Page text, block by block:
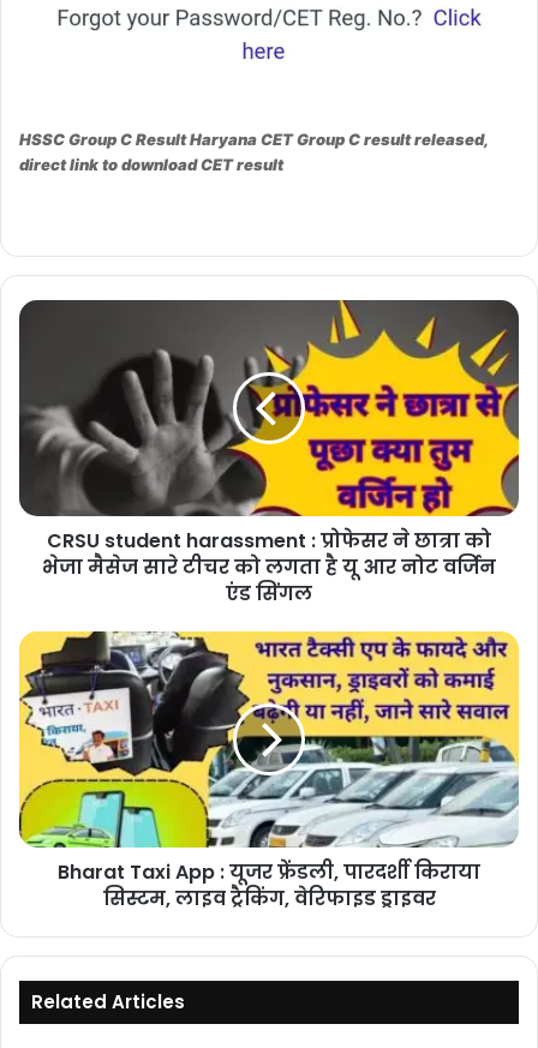
HSSC Group C Result Haryana CET Group C result released,
direct link to download CET result
CRSU
प्रोफेसर
भेजा
लगता
यू
आर
नोट
एंड
सिंगल
CRSU student harassment : प्रोफेसर ने छात्रा को
भेजा मैसेज सारे टीचर को लगता है यू आर नोट वर्जिन
एंड सिंगल
Bharat
Taxi
App
:
यूजर
फ्रेंडली,
पारदर्शी
किराया
सिस्टम,
Bharat Taxi App : यूजर फ्रेंडली, पारदर्शी किराया
सिस्टम, लाइव ट्रैकिंग, वेरिफाइड ड्राइवर
Related Articles